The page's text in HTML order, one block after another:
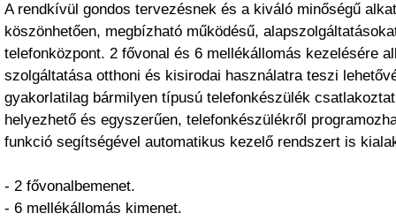
A rendkívül gondos tervezésnek és a kiváló minőségű
köszönhetően, megbízható működésű,
telefonközpont. 2 fővonal és 6 mellékállomás kezelésére
szolgáltatása otthoni és kisirodai használatra teszi
gyakorlatilag bármilyen típusú telefonkészülék
helyezhető és egyszerűen, telefonkészülékről
funkció segítségével automatikus kezelő rendszert is
- 2 fővonalbemenet.
- 6 mellékállomás kimenet.